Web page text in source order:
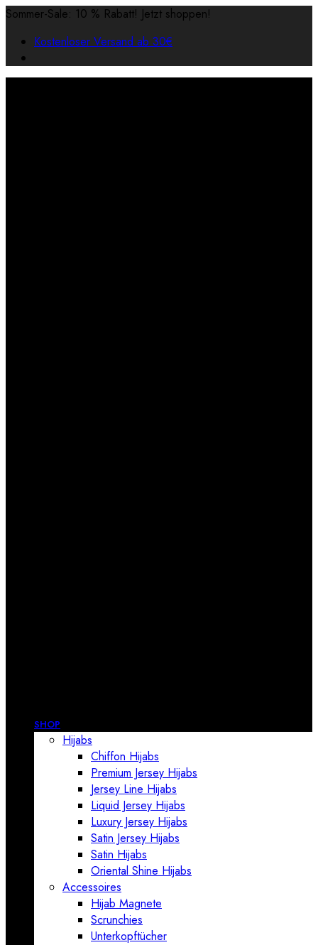
Sommer-Sale: 10 % Rabatt! Jetzt shoppen!
Kostenloser Versand ab 30€
SHOP
Hijabs
Chiffon Hijabs
Premium Jersey Hijabs
Jersey Line Hijabs
Liquid Jersey Hijabs
Luxury Jersey Hijabs
Satin Jersey Hijabs
Satin Hijabs
Oriental Shine Hijabs
Accessoires
Hijab Magnete
Scrunchies
Unterkopftücher